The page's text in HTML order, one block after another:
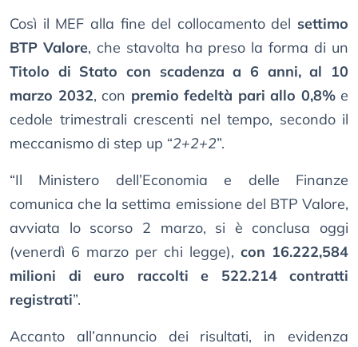
Così il MEF alla fine del collocamento del settimo
BTP Valore, che stavolta ha preso la forma di un
Titolo di Stato con scadenza a 6 anni, al 10
marzo 2032, con premio fedeltà pari allo 0,8%e
cedole trimestrali crescenti nel tempo, secondo il
meccanismo di step up “2+2+2”.
“Il Ministero dell’Economia e delle Finanze
comunica che la settima emissione del BTP Valore,
avviata lo scorso 2 marzo, si è conclusa oggi
(venerdì 6 marzo per chi legge), con 16.222,584
milioni di euro raccolti e 522.214 contratti
registrati”.
Accanto all’annuncio dei risultati, in evidenza